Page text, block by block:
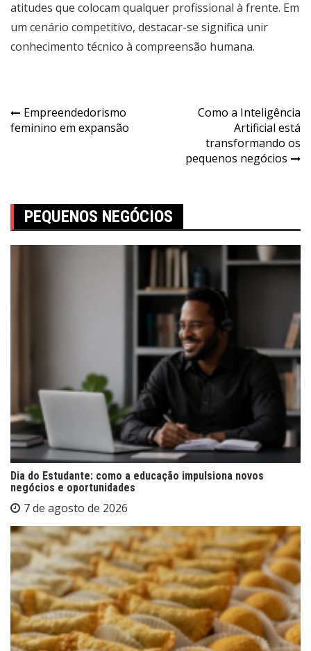
atitudes que colocam qualquer profissional à frente. Em
um cenário competitivo, destacar-se significa unir
conhecimento técnico à compreensão humana.
Empreendedorismo
feminino em expansão
Como a Inteligência
Artificial está
transformando os
pequenos negócios
PEQUENOS NEGÓCIOS
Dia do Estudante: como a educação impulsiona novos
negócios e oportunidades
7 de agosto de 2026